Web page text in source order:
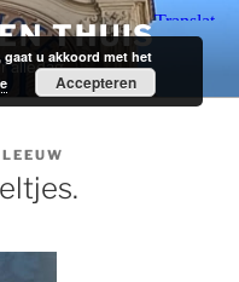
THUIS
alledag.
u akkoord met het
Accepteren